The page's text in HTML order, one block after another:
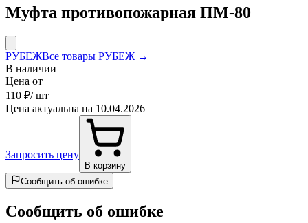
Муфта противопожарная ПМ-80
РУБЕЖВсе товары РУБЕЖ →
В наличии
Цена от
110 ₽/ шт
Цена актуальна на 10.04.2026
Запросить цену
В корзину
Сообщить об ошибке
Сообщить об ошибке